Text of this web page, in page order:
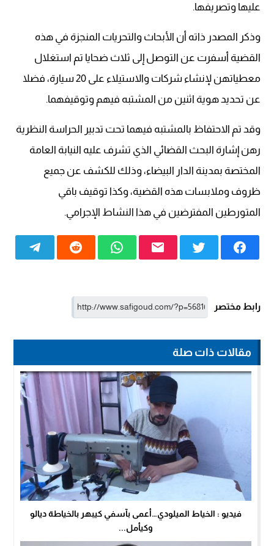
عليها وتصريفها.
وذكر المصدر ذاته أن الأبحاث والتحريات المنجزة في هذه
القضية أسفرت عن التوصل إلى ثلاث ضحايا تم استغلال
معطياتهن لإنشاء شركات والاستيلاء على 20 سيارة، فضلا
عن تحديد هوية اثنين من المشتبه فيهم وتوقيفهما.
وقد تم الاحتفاظ بالمشتبه فيهما تحت تدبير الحراسة النظرية
رهن إشارة البحث القضائي الذي تشرف عليه النيابة العامة
المختصة بمدينة الدار البيضاء، وذلك للكشف عن جميع
ظروف وملابسات هذه القضية، وكذا توقيف باقي
المتورطين المفترضين في هذا النشاط الإجرامي.
رابط مختصر
مقالات ذات صلة
فيديو : الخياط الميلودي…أعمى بآسفي كيبهر بالخياطة ديالو
وكيأمل...